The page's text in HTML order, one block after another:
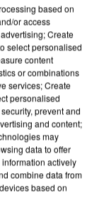
based on
or access
Create
select personalised
content
or combinations
services; Create
personalised
prevent and
and content;
may
data to offer
actively
combine data from
based on